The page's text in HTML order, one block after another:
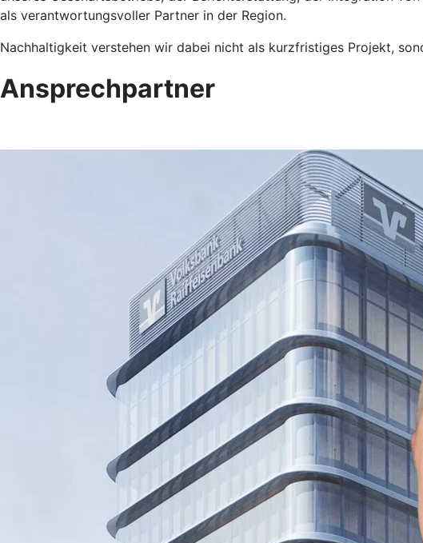
als verantwortungsvoller Partner in der Region.
Nachhaltigkeit verstehen wir dabei nicht als kurzfristiges Projekt,
Ansprechpartner